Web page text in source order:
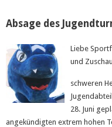
Absage des
Liebe
und
schweren
28. Juni
angekündigten extrem hohen